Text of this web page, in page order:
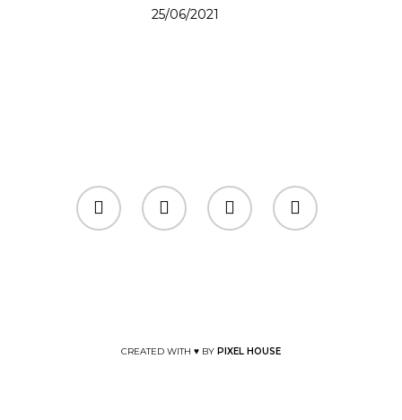
25/06/2021
CREATED WITH ♥ BY PIXEL HOUSE